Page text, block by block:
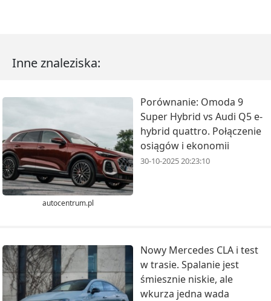
Inne znaleziska:
autocentrum.pl
Porównanie: Omoda 9
Super Hybrid vs Audi Q5 e-
hybrid quattro. Połączenie
osiągów i ekonomii
30-10-2025 20:23:10
Nowy Mercedes CLA i test
w trasie. Spalanie jest
śmiesznie niskie, ale
wkurza jedna wada